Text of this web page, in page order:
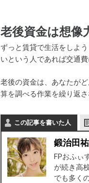
老後資金は想像
ずっと賃貸で生活をしよ
いという人であれば交通
老後の資金は、あなたが
算を調べる作業を繰り返さ
この記事を書いた人
鍛治田
FPおふぃ
が続き高
でも多く